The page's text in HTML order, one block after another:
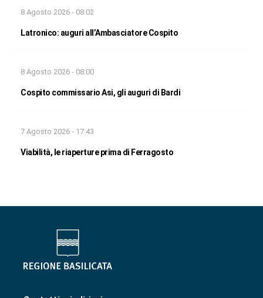
8 Agosto 2026 - 08:02
Latronico: auguri all’Ambasciatore Cospito
8 Agosto 2026 - 08:00
Cospito commissario Asi, gli auguri di Bardi
7 Agosto 2026 - 17:43
Viabilità, le riaperture prima di Ferragosto